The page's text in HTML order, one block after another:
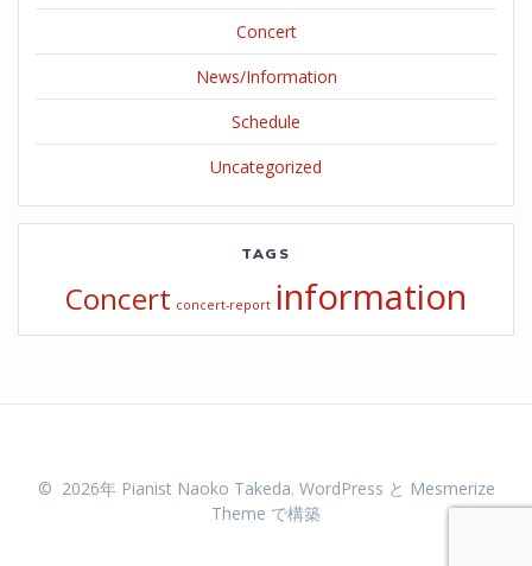
Concert
News/Information
Schedule
Uncategorized
TAGS
Concert concert-report information
© 2026年 Pianist Naoko Takeda. WordPress と Mesmerize
Theme で構築